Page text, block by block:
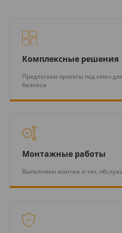
Комплексные решения
Предлагаем проекты под ключ
бизнеса
Монтажные работы
Выполняем монтаж и тех.